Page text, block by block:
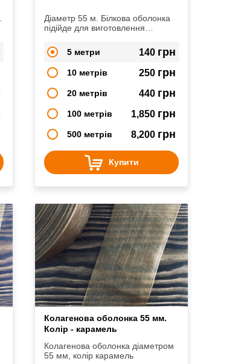
Діаметр 55 м. Білкова оболонка
підійде для виготовлення
напівкопчених ковбас
5 метри 140 грн
10 метрів 250 грн
20 метрів 440 грн
100 метрів 1,850 грн
500 метрів 8,200 грн
Купити
Колагенова оболонка 55 мм.
Колір - карамель
Колагенова оболонка діаметром